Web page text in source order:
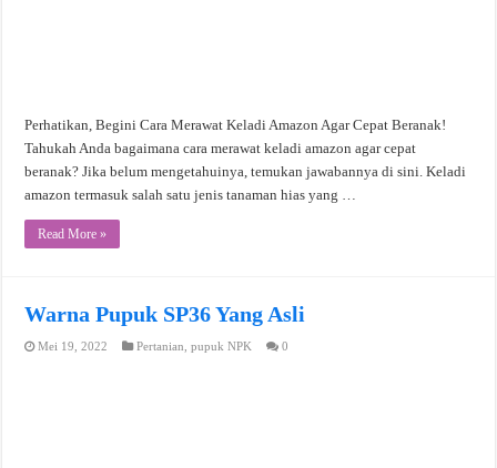
Perhatikan, Begini Cara Merawat Keladi Amazon Agar Cepat Beranak!
Tahukah Anda bagaimana cara merawat keladi amazon agar cepat
beranak? Jika belum mengetahuinya, temukan jawabannya di sini. Keladi
amazon termasuk salah satu jenis tanaman hias yang …
Read More »
Warna Pupuk SP36 Yang Asli
Mei 19, 2022 Pertanian ,pupuk NPK 0